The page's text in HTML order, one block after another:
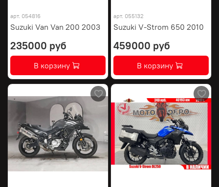
арт. 054816
Suzuki Van Van 200 2003
235000 руб
В корзину
арт. 055132
Suzuki V-Strom 650 2010
459000 руб
В корзину